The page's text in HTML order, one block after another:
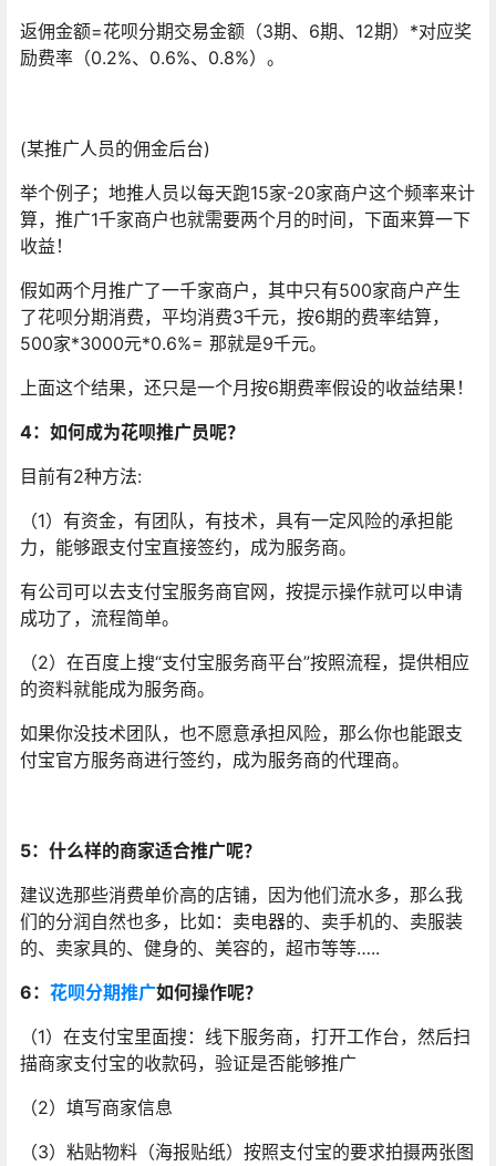
返佣金额=花呗分期交易金额（3期、6期、12期）*对应奖
励费率（0.2%、0.6%、0.8%）。
(某推广人员的佣金后台)
举个例子；地推人员以每天跑15家-20家商户这个频率来计
算，推广1千家商户也就需要两个月的时间，下面来算一下
收益！
假如两个月推广了一千家商户，其中只有500家商户产生
了花呗分期消费，平均消费3千元，按6期的费率结算，
500家*3000元*0.6%= 那就是9千元。
上面这个结果，还只是一个月按6期费率假设的收益结果！
4：如何成为花呗推广员呢？
目前有2种方法:
（1）有资金，有团队，有技术，具有一定风险的承担能
力，能够跟支付宝直接签约，成为服务商。
有公司可以去支付宝服务商官网，按提示操作就可以申请
成功了，流程简单。
（2）在百度上搜“支付宝服务商平台”按照流程，提供相应
的资料就能成为服务商。
如果你没技术团队，也不愿意承担风险，那么你也能跟支
付宝官方服务商进行签约，成为服务商的代理商。
5：什么样的商家适合推广呢？
建议选那些消费单价高的店铺，因为他们流水多，那么我
们的分润自然也多，比如：卖电器的、卖手机的、卖服装
的、卖家具的、健身的、美容的，超市等等…..
6： 花呗分期推广如何操作呢？
（1）在支付宝里面搜：线下服务商，打开工作台，然后扫
描商家支付宝的收款码，验证是否能够推广
（2）填写商家信息
（3）粘贴物料（海报贴纸）按照支付宝的要求拍摄两张图